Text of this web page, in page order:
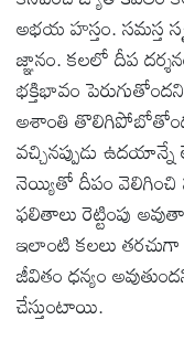
అభయ హస్తం. సమస్త
జ్ఞానం. కలలో దీప
భక్తిభావం
అశాంతి
వచ్చినప్పుడు
నెయ్యితో దీపం వెలిగించి
ఫలితాలు రెట్టింపు
ఇలాంటి కలలు
జీవితం ధన్యం
చేస్తుంటాయి.